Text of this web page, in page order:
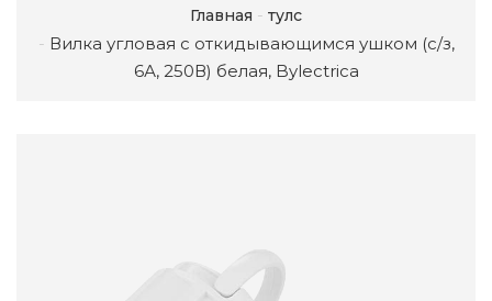
Главная тулс
Вилка угловая с откидывающимся ушком (с/з,
6А, 250В) белая, Bylectrica